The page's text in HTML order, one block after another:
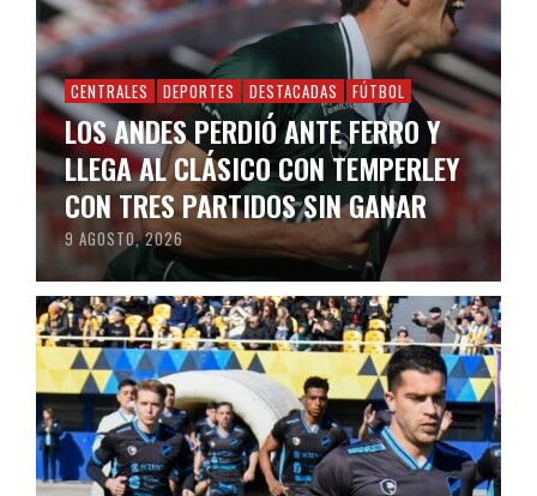
CENTRALES DEPORTES DESTACADAS FÚTBOL
LOS ANDES PERDIÓ ANTE FERRO Y
LLEGA AL CLÁSICO CON TEMPERLEY
CON TRES PARTIDOS SIN GANAR
9 AGOSTO, 2026